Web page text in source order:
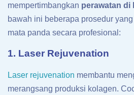
mempertimbangkan perawatan di
bawah ini beberapa prosedur
mata panda secara profesional:
1. Laser Rejuvenation
Laser rejuvenation membantu
merangsang produksi kolagen.